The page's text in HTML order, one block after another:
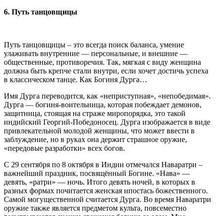
6. Путь танцовщицы
Путь танцовщицы – это всегда поиск баланса, умение
улаживать внутренние — персональные, и внешние —
общественные, противоречия. Так, мягкая с виду женщина
должна быть крепче стали внутри, если хочет достичь успеха
в классическом танце. Как Богиня Дурга…
Имя Дурга переводится, как «неприступная», «непобедимая».
Дурга — богиня-воительница, которая побеждает демонов,
защитница, стоящая на страже миропорядка, это такой
индийский Георгий-Победоносец. Дурга изображается в виде
привлекательной молодой женщины, что может ввести в
заблуждение, но в руках она держит страшное оружие,
«передовые разработки» всех богов.
С 29 сентября по 8 октября в Индии отмечался Наваратри –
важнейший праздник, посвящённый Богине. «Нава» —
девять, «ратри» — ночь. Итого девять ночей, в которых в
разных формах почитается женская ипостась божественного.
Самой могущественной считается Дурга. Во время Наваратри
оружие также является предметом культа, повсеместно